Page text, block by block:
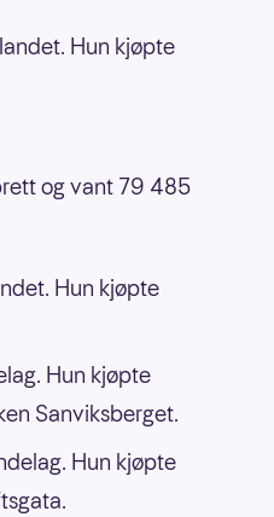
Hun kjøpte
og vant 79 485
Hun kjøpte
Hun kjøpte
Sanviksberget.
Hun kjøpte